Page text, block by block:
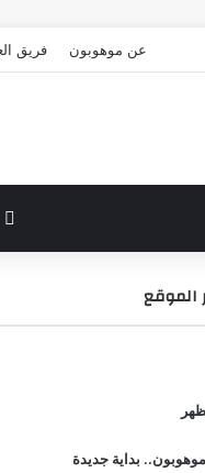
عن موهوبون فريق
الموقع
بداية جديدة